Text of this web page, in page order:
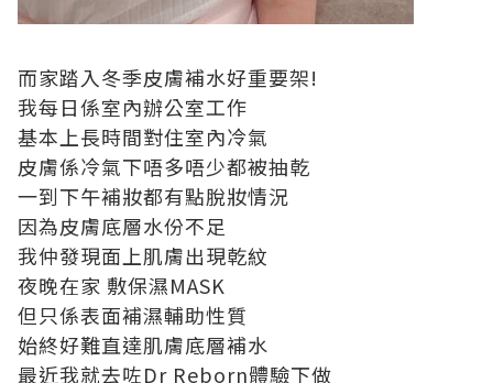
而家踏入冬季皮膚補水好重要架!
我每日係室內辦公室工作
基本上長時間對住室內冷氣
皮膚係冷氣下唔多唔少都被抽乾
一到下午補妝都有點脫妝情況
因為皮膚底層水份不足
我仲發現面上肌膚出現乾紋
夜晚在家 敷保濕MASK
但只係表面補濕輔助性質
始終好難直達肌膚底層補水
最近我就去咗Dr Reborn體驗下做